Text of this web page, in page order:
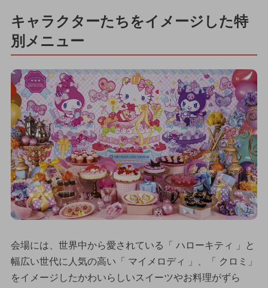
キャラクターたちをイメージした特
別メニュー
会場には、世界中から愛されている「 ハローキティ 」と
幅広い世代に人気の高い「 マイメロディ 」、「 クロミ」
をイメージしたかわいらしいスイーツやお料理がずら